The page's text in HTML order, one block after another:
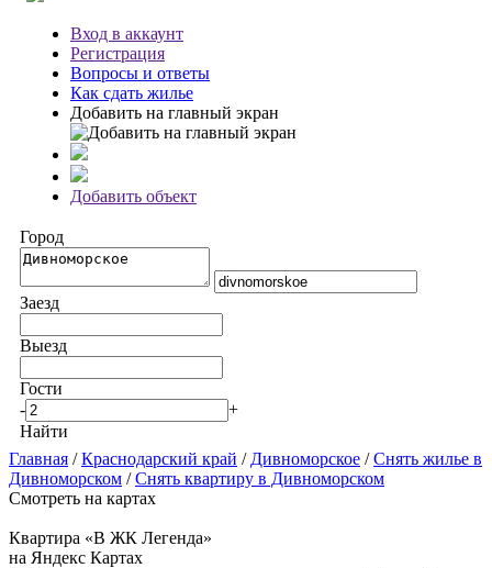
Вход в аккаунт
Регистрация
Вопросы и ответы
Как сдать жилье
Добавить на главный экран
Добавить объект
Город
Заезд
Выезд
Гости
-
+
Найти
Главная /Краснодарский край / Дивноморское /Снять жилье в
Дивноморском /Снять квартиру в Дивноморском
Смотреть на картах
Квартира «В ЖК Легенда»
на Яндекс Картах